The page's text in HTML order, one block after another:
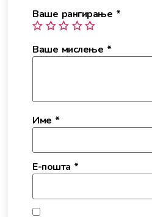
Ваше рангирање *
Ваше мислење *
Име *
Е-пошта *